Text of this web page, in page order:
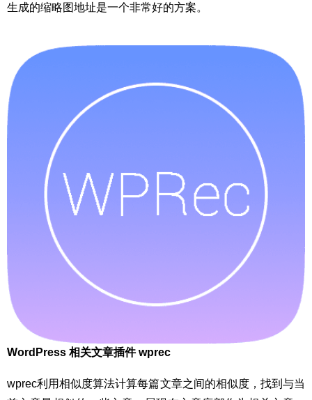
生成的缩略图地址是一个非常好的方案。
WordPress 相关文章插件 wprec
wprec利用相似度算法计算每篇文章之间的相似度，找到与当